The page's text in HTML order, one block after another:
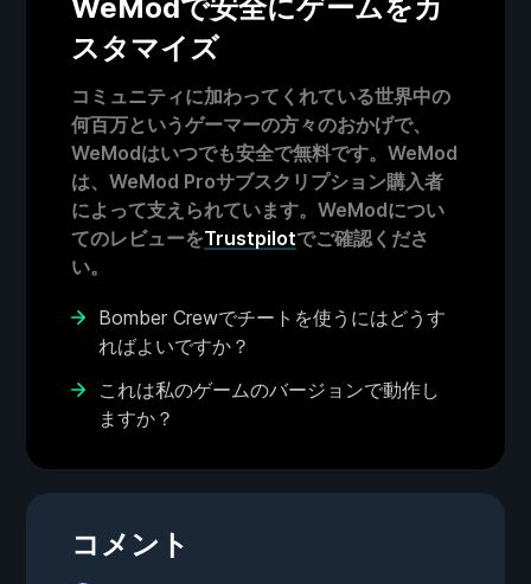
WeModで安全にゲームをカ
スタマイズ
コミュニティに加わってくれている世界中の
何百万というゲーマーの方々のおかげで、
WeModはいつでも安全で無料です。WeMod
は、WeMod Proサブスクリプション購入者
によって支えられています。WeModについ
てのレビューをTrustpilotでご確認くださ
い。
Bomber Crewでチートを使うにはどうす
ればよいですか？
これは私のゲームのバージョンで動作し
ますか？
コメント